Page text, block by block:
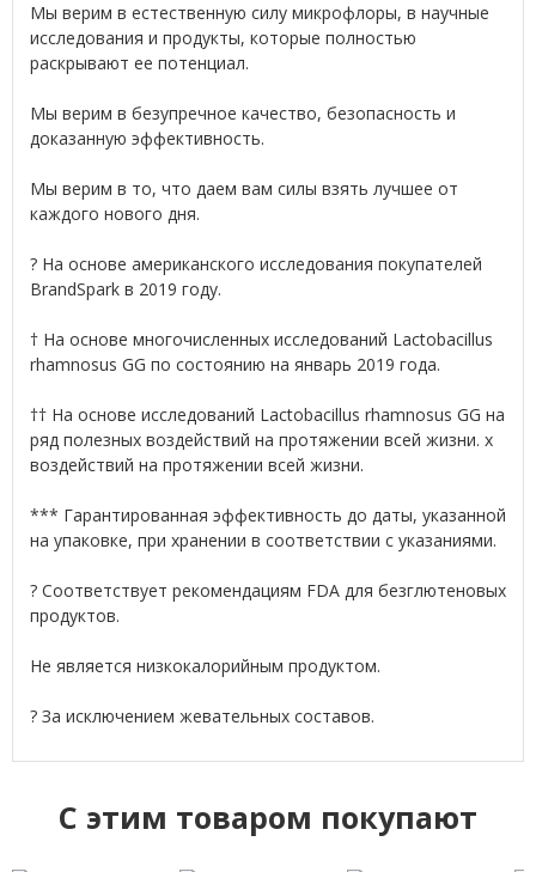
Мы верим в естественную силу микрофлоры, в научные
исследования и продукты, которые полностью
раскрывают ее потенциал.
Мы верим в безупречное качество, безопасность и
доказанную эффективность.
Мы верим в то, что даем вам силы взять лучшее от
каждого нового дня.
? На основе американского исследования покупателей
BrandSpark в 2019 году.
† На основе многочисленных исследований Lactobacillus
rhamnosus GG по состоянию на январь 2019 года.
†† На основе исследований Lactobacillus rhamnosus GG на
ряд полезных воздействий на протяжении всей жизни. х
воздействий на протяжении всей жизни.
*** Гарантированная эффективность до даты, указанной
на упаковке, при хранении в соответствии с указаниями.
? Соответствует рекомендациям FDA для безглютеновых
продуктов.
Не является низкокалорийным продуктом.
? За исключением жевательных составов.
C этим товаром покупают